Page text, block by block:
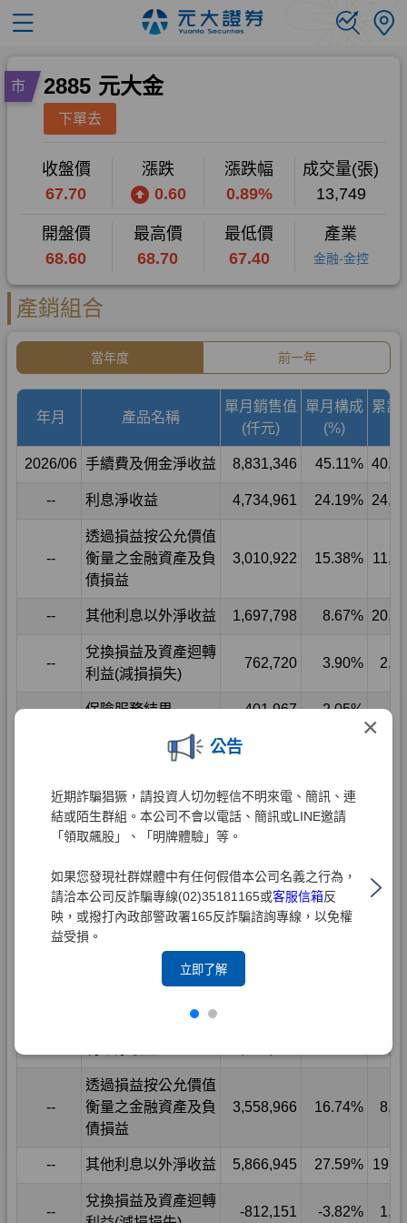
×
公告
近期詐騙猖獗，請投資人切勿輕信不明來電、簡訊、連
結或陌生群組。本公司不會以電話、簡訊或LINE邀請
「領取飆股」、「明牌體驗」等。
如果您發現社群媒體中有任何假借本公司名義之行為，
請洽本公司反詐騙專線(02)35181165或客服信箱反
映，或撥打內政部警政署165反詐騙諮詢專線，以免權
益受損。
立即了解